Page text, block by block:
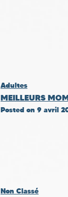
Adultes
MEILLEURS
Posted on 9 avril
Non Classé